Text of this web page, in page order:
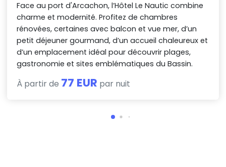
Face au port d'Arcachon, l’Hôtel Le Nautic combine
charme et modernité. Profitez de chambres
rénovées, certaines avec balcon et vue mer, d’un
petit déjeuner gourmand, d’un accueil chaleureux et
d’un emplacement idéal pour découvrir plages,
gastronomie et sites emblématiques du Bassin.
À partir de 77 EUR par nuit